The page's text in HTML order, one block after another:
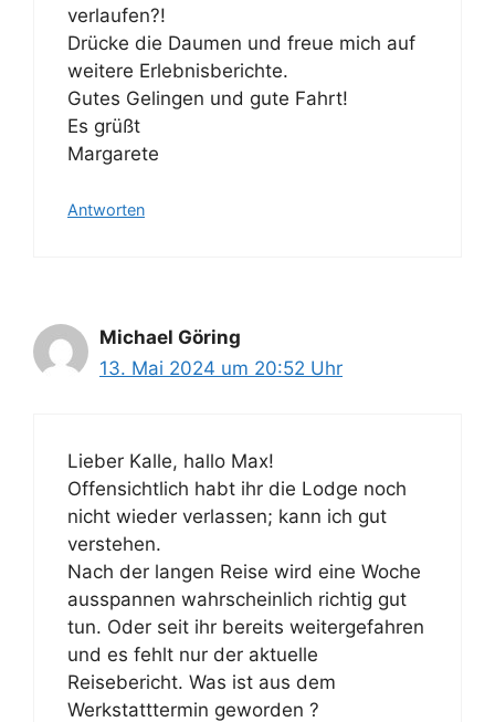
verlaufen?!
Drücke die Daumen und freue mich auf
weitere Erlebnisberichte.
Gutes Gelingen und gute Fahrt!
Es grüßt
Margarete
Antworten
Michael Göring
13. Mai 2024 um 20:52 Uhr
Lieber Kalle, hallo Max!
Offensichtlich habt ihr die Lodge noch
nicht wieder verlassen; kann ich gut
verstehen.
Nach der langen Reise wird eine Woche
ausspannen wahrscheinlich richtig gut
tun. Oder seit ihr bereits weitergefahren
und es fehlt nur der aktuelle
Reisebericht. Was ist aus dem
Werkstatttermin geworden ?